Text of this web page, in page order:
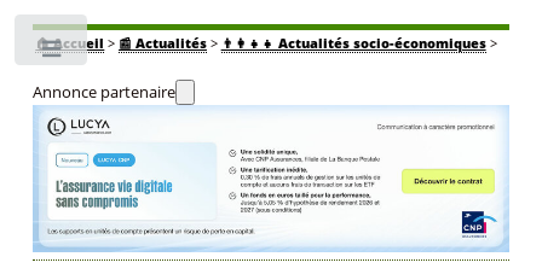
🏠Accueil > 📰 Actualités> 👨‍👩‍👧‍👧 Actualités socio-économiques>
Annonce partenaire
Toggle